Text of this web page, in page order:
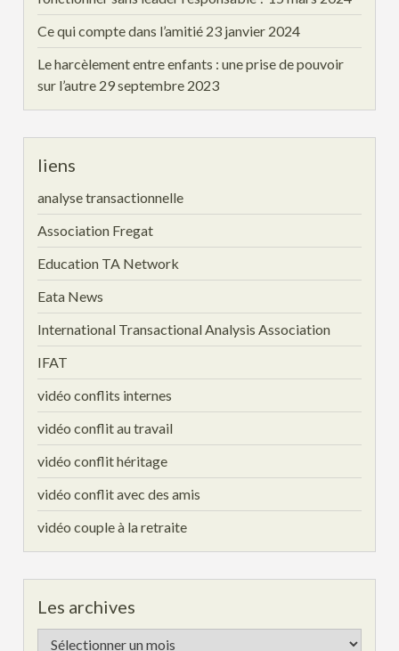
Ce qui compte dans l’amitié 23 janvier 2024
Le harcèlement entre enfants : une prise de pouvoir
sur l’autre 29 septembre 2023
liens
analyse transactionnelle
Association Fregat
Education TA Network
Eata News
International Transactional Analysis Association
IFAT
vidéo conflits internes
vidéo conflit au travail
vidéo conflit héritage
vidéo conflit avec des amis
vidéo couple à la retraite
Les archives
Les